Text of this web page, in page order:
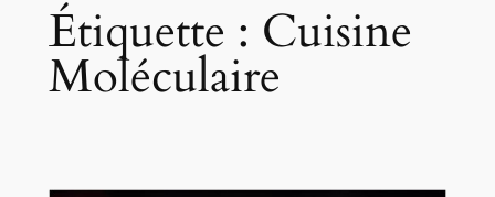
Étiquette : Cuisine
Moléculaire